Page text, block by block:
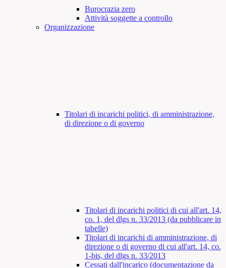
Burocrazia zero
Attività soggette a controllo
Organizzazione
Titolari di incarichi politici, di amministrazione,
di direzione o di governo
Titolari di incarichi politici di cui all'art. 14,
co. 1, del dlgs n. 33/2013 (da pubblicare in
tabelle)
Titolari di incarichi di amministrazione, di
direzione o di governo di cui all'art. 14, co.
1-bis, del dlgs n. 33/2013
Cessati dall'incarico (documentazione da